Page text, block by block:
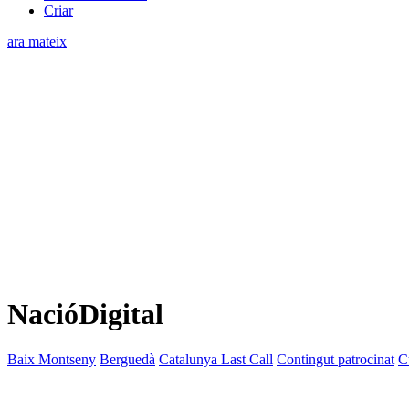
Criar
ara mateix
NacióDigital
Baix Montseny Berguedà Catalunya Last Call Contingut patrocinat